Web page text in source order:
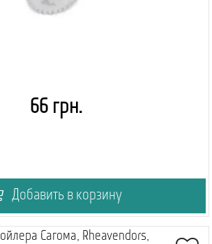
66 грн.
Добавить в корзину
Сагома, Rheavendors,